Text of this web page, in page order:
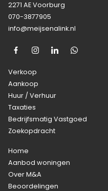
2271 AE Voorburg
070-3877905
info@meijsenalink.nl
Verkoop
Aankoop
Huur / Verhuur
Taxaties
Bedrijfsmatig Vastgoed
Zoekopdracht
Home
Aanbod woningen
Over M&A
Beoordelingen